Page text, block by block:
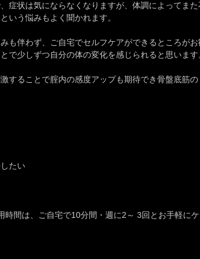
症状は気にならなくなりますが、体調によってまた
いう悩みもよく聞かれます。
も伴わず、ご自宅でセルフケアができるところが
で少しずつ自分の体の変化を感じられると思います
することで腟内の感度アップも期待でき骨盤底筋の
たい
時間は、ご自宅で10分間・週に2～ 3回とお手軽にケ